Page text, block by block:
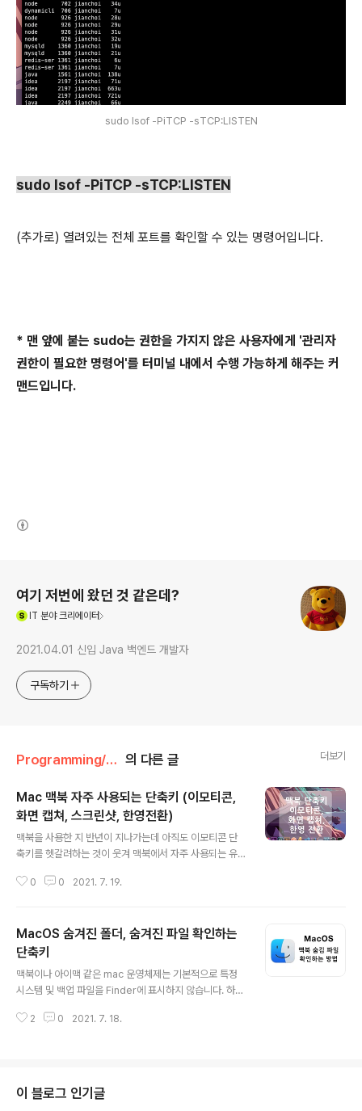
sudo lsof -PiTCP -sTCP:LISTEN
sudo lsof -PiTCP -sTCP:LISTEN
(추가로) 열려있는 전체 포트를 확인할 수 있는 명령어입니다.
* 맨 앞에 붙는 sudo는 권한을 가지지 않은 사용자에게 '관리자
권한이 필요한 명령어'를 터미널 내에서 수행 가능하게 해주는 커
맨드입니다.
여기 저번에 왔던 것 같은데?
IT 분야 크리에이터
2021.04.01 신입 Java 백엔드 개발자
구독하기
Programming/MacOS 의 다른 글 더보기
Mac 맥북 자주 사용되는 단축키 (이모티콘,
화면 캡쳐, 스크린샷, 한영전환)
맥북을 사용한 지 반년이 지나가는데 아직도 이모티콘 단
축키를 헷갈려하는 것이 웃겨 맥북에서 자주 사용되는 유
티콘 단축키 맥북에서 이모티콘을 사용하기 위한 단축키는
에서 화면 캡쳐, 화면 녹화, 스크린샷을 찍기 위한 단축키는
Command + Shift + 3 or 4 or 5 입니다. 3, 4, 5 세
가지 기능이 있는데요. Command + Shift + 3 => 전체
화면을 캡쳐하는 단축키 Command + Shift + 4 => 직접
+ 5 => 실행..
0 0 2021. 7. 19.
MacOS 숨겨진 폴더, 숨겨진 파일 확인하는
단축키
맥북이나 아이맥 같은 mac 운영체제는 기본적으로 특정
시스템 및 백업 파일을 Finder에 표시하지 않습니다. 하지
adata 폴더와 같이 가끔 숨겨진 폴더나 파일을 봐야 하는
및 숨겨진 파일을 확인할 수 있으니 한번 숙지해두면 좋을
것 같습니다.
2 0 2021. 7. 18.
이 블로그 인기글